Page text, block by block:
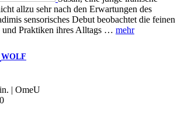
allzu sehr nach den Erwartungen des
sensorisches Debut beobachtet die feinen
und Praktiken ihres Alltags … mehr
WOLF
| OmeU